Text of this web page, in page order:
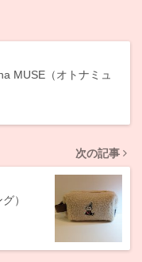
MUSE（オトナミュ
次の記事
）